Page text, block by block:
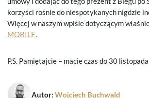
korzyści rośnie do niespotykanych nigdzie
Więcej w naszym wpisie dotyczącym
MOBILE.
P.S. Pamiętajcie – macie czas do 30
Autor: Wojciech Buchwald